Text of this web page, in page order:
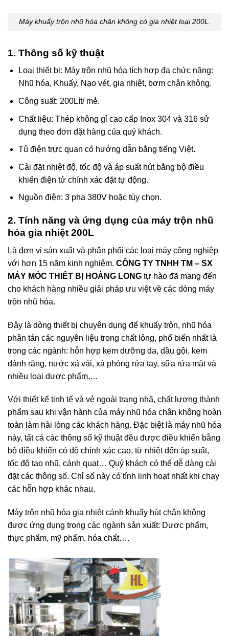
Máy khuấy trộn nhũ hóa chân không có gia nhiệt loại 200L.
1. Thông số kỹ thuật
Loại thiết bị: Máy trộn nhũ hóa tích hợp đa chức năng:
Nhũ hóa, Khuấy, Nạo vét, gia nhiệt, bơm chân không.
Công suất: 200Lít/ mẻ.
Chất liệu: Thép không gỉ cao cấp Inox 304 và 316 sử
dụng theo đơn đặt hàng của quý khách.
Tủ điện trực quan có hướng dẫn bằng tiếng Việt.
Cài đặt nhiệt độ, tốc độ và áp suất hút bằng bộ điều
khiển điện tử chính xác đặt tự động.
Nguồn điện: 3 pha 380V hoặc tùy chọn.
2. Tính năng và ứng dụng của máy trộn nhũ
hóa gia nhiệt 200L
Là đơn vị sản xuất và phân phối các loại máy công nghiệp
với hơn 15 năm kinh nghiệm. CÔNG TY TNHH TM – SX
MÁY MÓC THIẾT BỊ HOÀNG LONG tự hào đã mang đến
cho khách hàng nhiều giải pháp ưu việt về các dòng máy
trộn nhũ hóa.
Đây là dòng thiết bị chuyên dụng để khuấy trộn, nhũ hóa
phân tán các nguyên liệu trong chất lỏng, phổ biến nhất là
trong các ngành: hỗn hợp kem dưỡng da, dầu gội, kem
đánh răng, nước xả vải, xà phòng rửa tay, sữa rửa mặt và
nhiều loại dược phẩm,…
Với thiết kế tinh tế và vẻ ngoài trang nhã, chất lượng thành
phẩm sau khi vận hành của máy nhũ hóa chân không hoàn
toàn làm hài lòng các khách hàng. Đặc biệt là máy nhũ hóa
này, tất cả các thông số kỹ thuật đều được điều khiển bằng
bộ điều khiển có độ chính xác cao, từ nhiệt đến áp suất,
tốc độ tạo nhũ, cánh quạt… Quý khách có thể dễ dàng cài
đặt các thông số. Chỉ số này có tính linh hoạt nhất khi chạy
các hỗn hợp khác nhau.
Máy trộn nhũ hóa gia nhiệt cánh khuấy hút chân không
được ứng dụng trong các ngành sản xuất: Dược phẩm,
thực phẩm, mỹ phẩm, hóa chất….